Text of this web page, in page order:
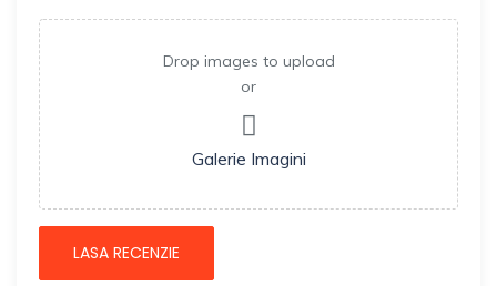
Drop images to upload
or
Galerie Imagini